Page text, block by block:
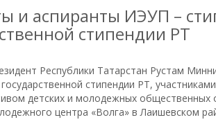
и аспиранты ИЭУП –
стипендии РТ
Республики Татарстан Рустам
стипендии РТ,
детских и молодежных общественных
центра «Волга» в Лаишевском